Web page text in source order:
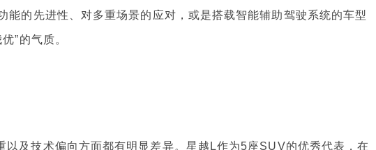
的先进性、对多重场景的应对，或是搭载智能辅助驾驶系统的车型
”的气质。
及技术偏向方面都有明显差异。星越L作为5座SUV的优秀代表，在